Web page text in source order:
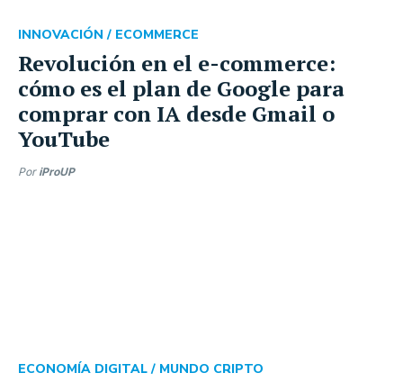
Revolución en el e-commerce:
cómo es el plan de Google para
comprar con IA desde Gmail o
YouTube
INNOVACIÓN / ECOMMERCE
Por iProUP
ECONOMÍA DIGITAL / MUNDO CRIPTO